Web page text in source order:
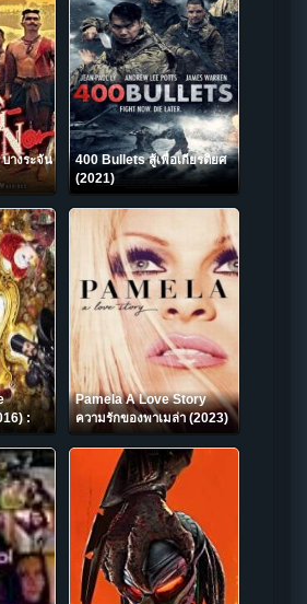
างระจัน
400 Bullets สู้เพื่อเกียรติยศ
(2021)
:
มือง
Pamela A Love Story
ความรักของพาเมล่า (2023)
NETFLIX